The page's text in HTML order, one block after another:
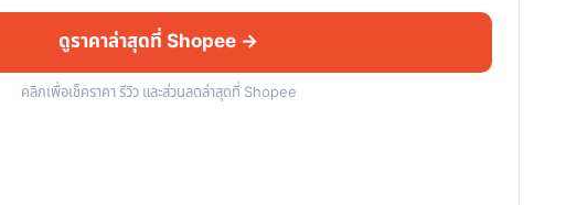
ดูราคาล่าสุดที่ Shopee →
คลิกเพื่อเช็คราคา รีวิว และส่วนลดล่าสุดที่ Shopee